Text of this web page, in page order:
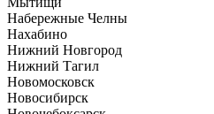
Набережные Челны
Нахабино
Нижний Новгород
Нижний Тагил
Новомосковск
Новосибирск